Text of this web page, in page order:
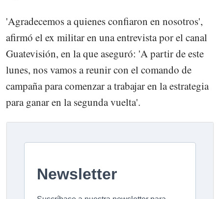
'Agradecemos a quienes confiaron en nosotros',
afirmó el ex militar en una entrevista por el canal
Guatevisión, en la que aseguró: 'A partir de este
lunes, nos vamos a reunir con el comando de
campaña para comenzar a trabajar en la estrategia
para ganar en la segunda vuelta'.